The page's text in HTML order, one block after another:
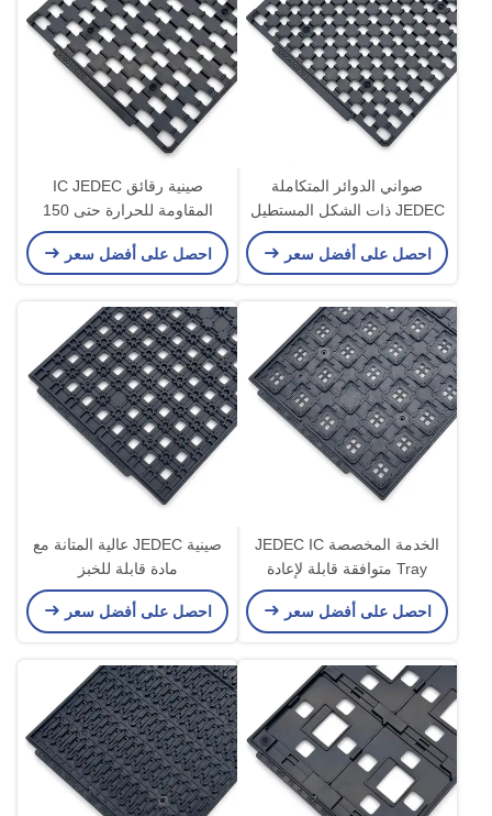
صواني الدوائر المتكاملة
JEDEC ذات الشكل المستطيل
لأنظمة مناولة أشباه الموصلات
الآلية
احصل على أفضل سعر
صينية رقائق IC JEDEC
المقاومة للحرارة حتى 150
درجة مئوية مع سعات مختلفة
لنقل أشباه الموصلات بشكل
احصل على أفضل سعر
الخدمة المخصصة JEDEC IC
Tray متوافقة قابلة لإعادة
الاستخدام للتجميع الإلكتروني
احصل على أفضل سعر
صينية JEDEC عالية المتانة مع
مادة قابلة للخبز
احصل على أفضل سعر